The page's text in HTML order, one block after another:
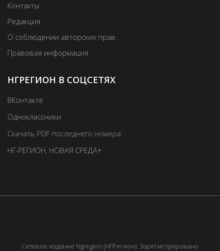
Контакты
Редакция
О соблюдении авторских прав
Правовая информация
НГРЕГИОН В СОЦСЕТЯХ
ВКонтакте
Одноклассники
Скачать PDF последнего номера:
НГ-РЕГИОН, НОВАЯ СРЕДА+
Сетевое издание Ngregion (НГРегион). Зарегистрировано